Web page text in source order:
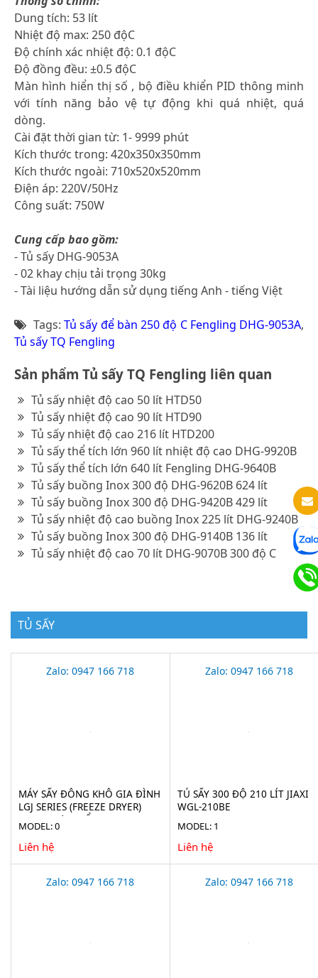
Dung tích: 53 lít
Nhiệt độ max: 250 độC
Độ chính xác nhiệt độ: 0.1 độC
Độ đồng đều: ±0.5 độC
Màn hình hiển thị số , bộ điều khiển PID thông minh
với tính năng bảo vệ tự động khi quá nhiệt, quá
dòng.
Cài đặt thời gian từ: 1- 9999 phút
Kích thước trong: 420x350x350mm
Kích thước ngoài: 710x520x520mm
Điện áp: 220V/50Hz
Công suất: 750W
Cung cấp bao gồm:
- Tủ sấy DHG-9053A
- 02 khay chịu tải trọng 30kg
- Tài liệu hướng dẫn sử dụng tiếng Anh - tiếng Việt
Tags: Tủ sấy để bàn 250 độ C Fengling DHG-9053A,
Tủ sấy TQ Fengling
Sản phẩm Tủ sấy TQ Fengling liên quan
Tủ sấy nhiệt độ cao 50 lít HTD50
Tủ sấy nhiệt độ cao 90 lít HTD90
Tủ sấy nhiệt độ cao 216 lít HTD200
Tủ sấy thể tích lớn 960 lít nhiệt độ cao DHG-9920B
Tủ sấy thể tích lớn 640 lít Fengling DHG-9640B
Tủ sấy buồng Inox 300 độ DHG-9620B 624 lít
Tủ sấy buồng Inox 300 độ DHG-9420B 429 lít
Tủ sấy nhiệt độ cao buồng Inox 225 lít DHG-9240B
Tủ sấy buồng Inox 300 độ DHG-9140B 136 lít
Tủ sấy nhiệt độ cao 70 lít DHG-9070B 300 độ C
TỦ SẤY
Zalo: 0947 166 718
MÁY SẤY ĐÔNG KHÔ GIA ĐÌNH
LGJ SERIES (FREEZE DRYER)
CHO THỰC PHẨM
MODEL: 0
Liên hệ
Zalo: 0947 166 718
TỦ SẤY 300 ĐỘ 210 LÍT JIAXI
WGL-210BE
MODEL: 1
Liên hệ
Zalo: 0947 166 718 Zalo: 0947 166 718